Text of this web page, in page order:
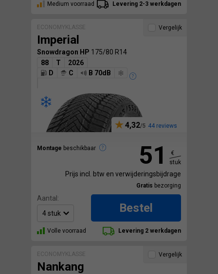
Medium voorraad Levering 2-3 werkdagen
ECONOMYKLASSE
Imperial
Snowdragon HP 175/80 R14
88
T
2026
D
C B 70dB
4,32 44 reviews
Montage beschikbaar
Vergelijk
51
€
stuk
Prijs incl. btw en verwijderingsbijdrage
Gratis bezorging
Aantal:
Bestel
Volle voorraad Levering 2 werkdagen
ECONOMYKLASSE
Nankang
Vergelijk